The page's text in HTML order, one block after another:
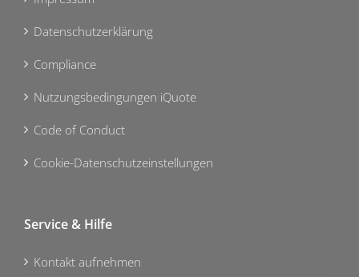
Datenschutzerklärung
Compliance
Nutzungsbedingungen iQuote
Code of Conduct
Cookie-Datenschutzeinstellungen
Service & Hilfe
Kontakt aufnehmen